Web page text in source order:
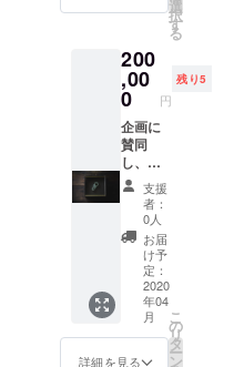
パーツ
が届く
のか
は、ど
うぞお
楽しみ
に！
持って
お届け
させて
いただ
きま
す。お
手紙は
郵送で
のお届
けでも
承りま
す。 郵
送の場
合の送
り先：
〒403-
0009
山梨県
sarasa
でお願
いし、
お送り
しま
す。用
元さん
へ宛て
たお手
紙をい
ただけ
ました
らお預
かり
し、責
任を
持って
お届け
させて
様の社
示会場
で掲示
させて
いただ
きま
す。ま
た織り
機の壊
れた
パーツ
を久米
岬が制
作した
額に入
れた
アート
作品
「織り
選
択
す
る
200
,00
0 円
残り5
企画に
賛同
し、協
賛をお
申し出
くださ
る企業
様へ向
けての
リター
ンで
す。ご
支援い
ただい
支援
者：
0人
お届
け予
定：
2020
年04
月
詳細を見る
こ
の
リ
タ
ー
ン